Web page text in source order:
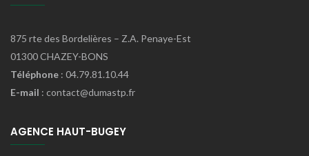
875 rte des Bordelières – Z.A. Penaye-Est
01300 CHAZEY-BONS
Téléphone : 04.79.81.10.44
E-mail : contact@dumastp.fr
AGENCE HAUT-BUGEY